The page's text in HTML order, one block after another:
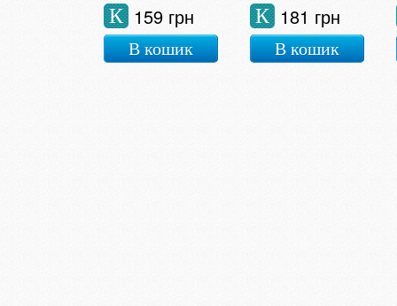
159 грн
К
В кошик
181 грн
К
В кошик